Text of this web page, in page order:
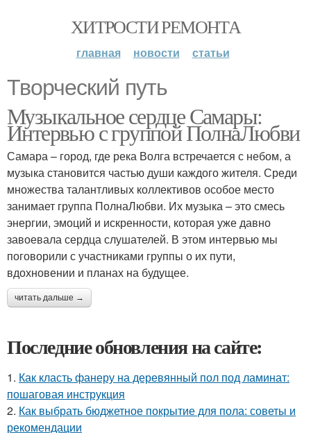
ХИТРОСТИ РЕМОНТА
главная новости статьи
Творческий путь
Музыкальное сердце Самары:
Интервью с группой ПолнаЛюбви
Самара – город, где река Волга встречается с небом, а
музыка становится частью души каждого жителя. Среди
множества талантливых коллективов особое место
занимает группа ПолнаЛюбви. Их музыка – это смесь
энергии, эмоций и искренности, которая уже давно
завоевала сердца слушателей. В этом интервью мы
поговорили с участниками группы о их пути,
вдохновении и планах на будущее.
читать дальше →
Последние обновления на сайте:
1. Как класть фанеру на деревянный пол под ламинат:
пошаговая инструкция
2. Как выбрать бюджетное покрытие для пола: советы и
рекомендации